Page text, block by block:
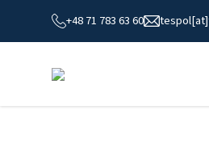
+48 71 783 63 60